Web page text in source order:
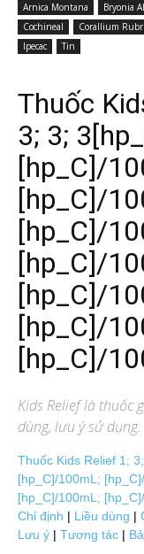
Arnica Montana Bryonia
Cochineal
Corallium
Ipecac
Tin
Thuốc
3; 3;
[hp_C]/
[hp_C]/
[hp_C]/
[hp_C]/
[hp_C]/
[hp_C]/
[hp_C]/
Kids Relieflà thuốc
dùng, lưu ý sử dụng.
Thuốc Kids Relief 1;
[hp_C]/100mL;
[hp_C]/100mL;
Chỉ định | Liều dùng |
Lưu ý | Tương tác |